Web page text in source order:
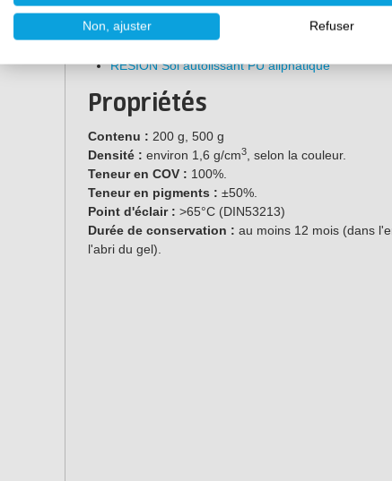
Ces pigments conviennent à la pigmentation des
RESION Résine de coulée PU
RESION Sol autolissant PU aliphatique
Propriétés
Contenu : 200 g, 500 g
Densité : environ 1,6 g/cm3
, selon la couleur.
Teneur en COV : 100%.
Teneur en pigments : ±50%.
Point d'éclair : >65°C (DIN53213)
Durée de conservation : au moins 12 mois (dans
l'abri du gel).
Non, ajuster Refuser